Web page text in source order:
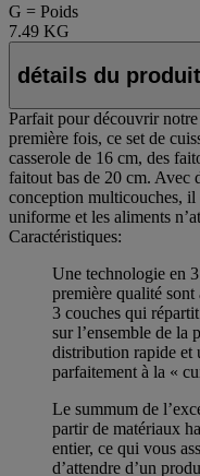
G = Poids
7.49 KG
détails du produit
Parfait pour découvrir
première fois, ce set de
casserole de 16 cm, des
faitout bas de 20 cm. Avec
conception multicouches,
uniforme et les aliments
Caractéristiques:
Une technologie en
première qualité sont
3 couches qui
sur l’ensemble de la
distribution rapide et
parfaitement à la «
Le summum de
partir de matériaux
entier, ce qui vous
d’attendre d’un